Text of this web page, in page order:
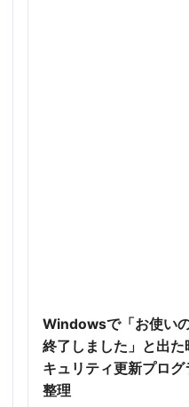
Windowsで「お使い
終了しました」と出
キュリティ更新プロ
整理